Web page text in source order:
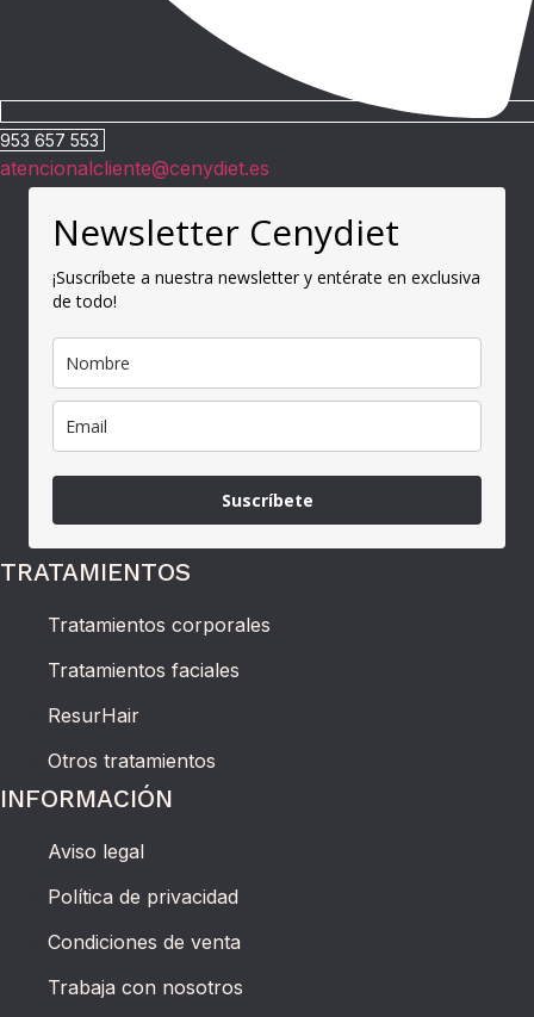
953 657 553
atencionalcliente@cenydiet.es
Newsletter Cenydiet
¡Suscríbete a nuestra newsletter y entérate en exclusiva
de todo!
Suscríbete
TRATAMIENTOS
Tratamientos corporales
Tratamientos faciales
ResurHair
Otros tratamientos
INFORMACIÓN
Aviso legal
Política de privacidad
Condiciones de venta
Trabaja con nosotros